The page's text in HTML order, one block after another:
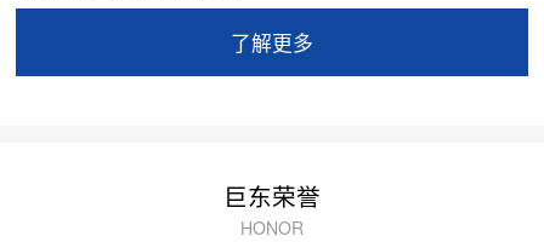
了解更多
巨东荣誉
HONOR